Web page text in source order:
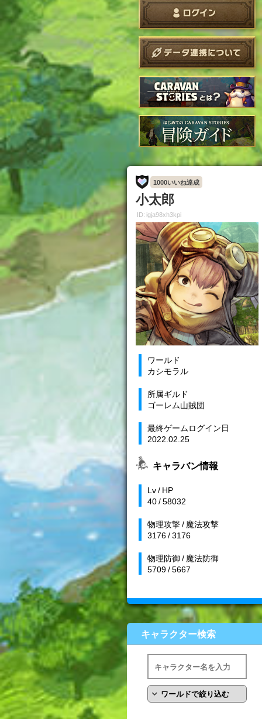
1000いいね達成
小太郎
ID: igja98xh3kpi
ワールド
カシモラル
所属ギルド
ゴーレム山賊団
最終ゲームログイン日
2022.02.25
キャラバン情報
Lv / HP
40 / 58032
物理攻撃 / 魔法攻撃
3176 / 3176
物理防御 / 魔法防御
5709 / 5667
キャラクター検索